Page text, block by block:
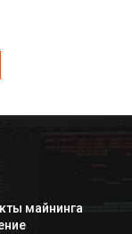
майнинга